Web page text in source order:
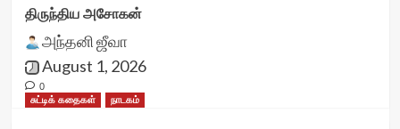
திருந்திய அசோகன்
அந்தனி ஜீவா
August 1, 2026
0
சுட்டிக் கதைகள்
நாடகம்